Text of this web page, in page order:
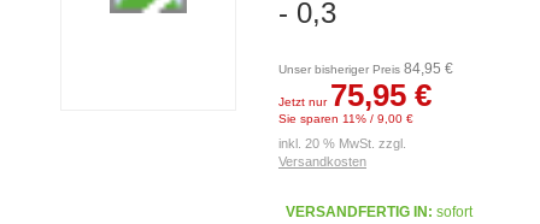
- 0,3
Unser bisheriger Preis 84,95 €
Jetzt nur 75,95 €
Sie sparen 11% / 9,00 €
inkl. 20 % MwSt. zzgl.
Versandkosten
VERSANDFERTIG IN: sofort